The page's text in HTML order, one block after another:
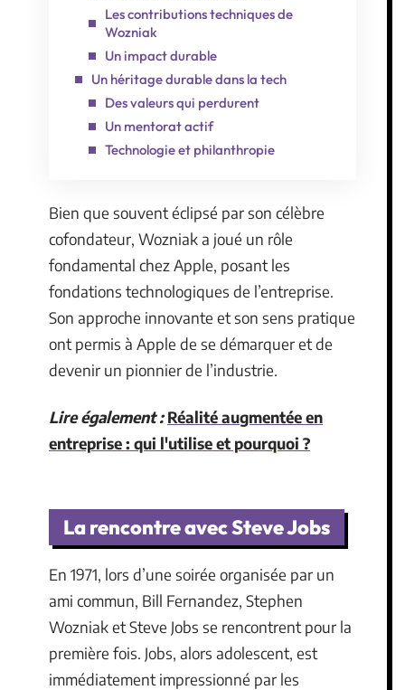
Les contributions techniques de
Wozniak
Un impact durable
Un héritage durable dans la tech
Des valeurs qui perdurent
Un mentorat actif
Technologie et philanthropie
Bien que souvent éclipsé par son célèbre
cofondateur, Wozniak a joué un rôle
fondamental chez Apple, posant les
fondations technologiques de l’entreprise.
Son approche innovante et son sens pratique
ont permis à Apple de se démarquer et de
devenir un pionnier de l’industrie.
Lire également : Réalité augmentée en
entreprise : qui l'utilise et pourquoi ?
La rencontre avec Steve Jobs
En 1971, lors d’une soirée organisée par un
ami commun, Bill Fernandez, Stephen
Wozniak et Steve Jobs se rencontrent pour la
première fois. Jobs, alors adolescent, est
immédiatement impressionné par les